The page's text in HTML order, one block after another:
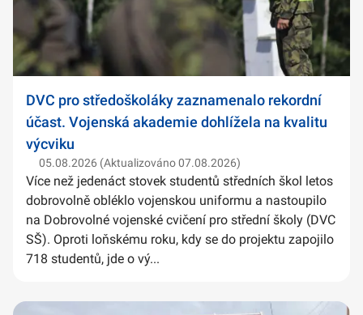
DVC pro středoškoláky zaznamenalo rekordní
účast. Vojenská akademie dohlížela na kvalitu
výcviku
05.08.2026 (Aktualizováno 07.08.2026)
Více než jedenáct stovek studentů středních škol letos
dobrovolně obléklo vojenskou uniformu a nastoupilo
na Dobrovolné vojenské cvičení pro střední školy (DVC
SŠ). Oproti loňskému roku, kdy se do projektu zapojilo
718 studentů, jde o vý...